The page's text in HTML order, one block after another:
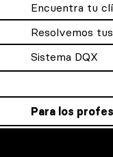
Encuentra tu
Resolvemos
Sistema DQX
Para los